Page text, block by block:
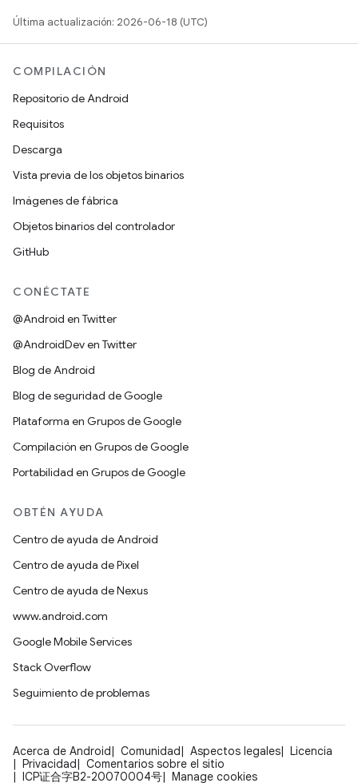
Última actualización: 2026-06-18 (UTC)
COMPILACIÓN
Repositorio de Android
Requisitos
Descarga
Vista previa de los objetos binarios
Imágenes de fábrica
Objetos binarios del controlador
GitHub
CONÉCTATE
@Android en Twitter
@AndroidDev en Twitter
Blog de Android
Blog de seguridad de Google
Plataforma en Grupos de Google
Compilación en Grupos de Google
Portabilidad en Grupos de Google
OBTÉN AYUDA
Centro de ayuda de Android
Centro de ayuda de Pixel
Centro de ayuda de Nexus
www.android.com
Google Mobile Services
Stack Overflow
Seguimiento de problemas
Acerca de Android Comunidad Aspectos legales
Licencia
Privacidad
Comentarios sobre el sitio
ICP证合字B2-20070004号
Manage cookies